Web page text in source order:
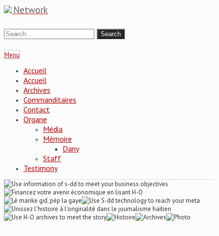
Network
Menu
Accueil
Accueil
Archives
Commanditaires
Contact
Organe
Média
Mémoire
Dany
Staff
Testimony